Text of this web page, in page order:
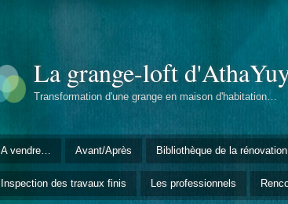
La grange-loft
Transformation d'une grange en maison d'habitation…
A vendre… Avant/Après Bibliothèque de la rénovation
Inspection des travaux finis Les professionnels